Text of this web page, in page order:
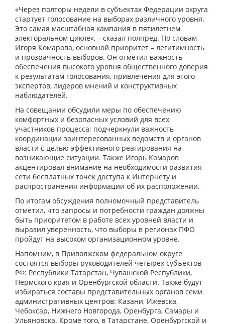
«Через полторы недели в субъектах Федерации округа
стартует голосование на выборах различного уровня.
Это самая масштабная кампания в пятилетнем
электоральном цикле», – сказал полпред. По словам
Игоря Комарова, основной приоритет – легитимность
и прозрачность выборов. Он отметил важность
обеспечения высокого уровня общественного доверия
к результатам голосования, привлечения для этого
экспертов, лидеров мнений и конструктивных
наблюдателей.
На совещании обсудили меры по обеспечению
комфортных и безопасных условий для всех
участников процесса; подчеркнули важность
координации заинтересованных ведомств и органов
власти с целью эффективного реагирования на
возникающие ситуации. Также Игорь Комаров
акцентировал внимание на необходимости развития
сети бесплатных точек доступа к Интернету и
распространения информации об их расположении.
По итогам обсуждения полномочный представитель
отметил, что запросы и потребности граждан должны
быть приоритетом в работе всех уровней власти и
выразил уверенность, что выборы в регионах ПФО
пройдут на высоком организационном уровне.
Напомним, в Приволжском федеральном округе
состоятся выборы руководителей четырех субъектов
РФ: Республики Татарстан, Чувашской Республики,
Пермского края и Оренбургской области. Также будут
избираться составы представительных органов семи
административных центров: Казани, Ижевска,
Чебоксар, Нижнего Новгорода, Оренбурга, Самары и
Ульяновска. Кроме того, в Татарстане, Оренбургской и